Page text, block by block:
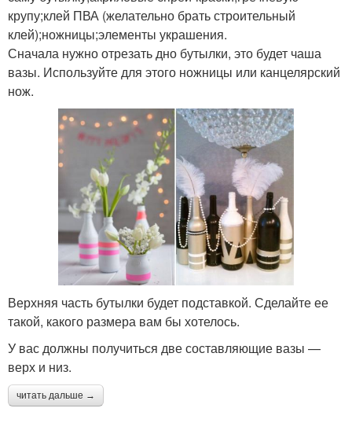
крупу;клей ПВА (желательно брать строительный
клей);ножницы;элементы украшения.
Сначала нужно отрезать дно бутылки, это будет чаша
вазы. Используйте для этого ножницы или канцелярский
нож.
Верхняя часть бутылки будет подставкой. Сделайте ее
такой, какого размера вам бы хотелось.
У вас должны получиться две составляющие вазы —
верх и низ.
читать дальше →